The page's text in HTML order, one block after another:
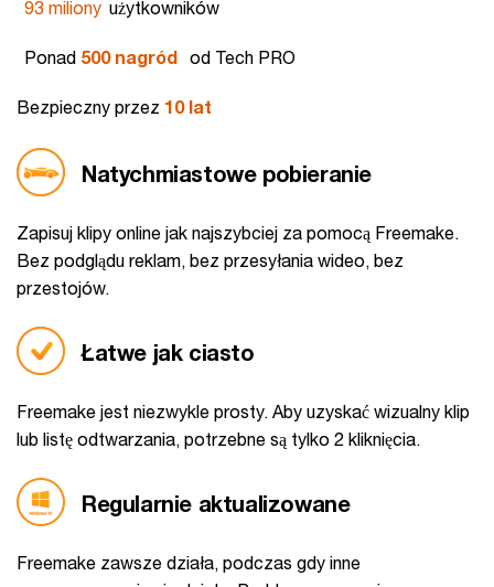
93 miliony użytkowników
Ponad 500 nagród od Tech PRO
Bezpieczny przez 10 lat
Natychmiastowe pobieranie
Zapisuj klipy online jak najszybciej za pomocą Freemake.
Bez podglądu reklam, bez przesyłania wideo, bez
przestojów.
Łatwe jak ciasto
Freemake jest niezwykle prosty. Aby uzyskać wizualny klip
lub listę odtwarzania, potrzebne są tylko 2 kliknięcia.
Regularnie aktualizowane
Freemake zawsze działa, podczas gdy inne